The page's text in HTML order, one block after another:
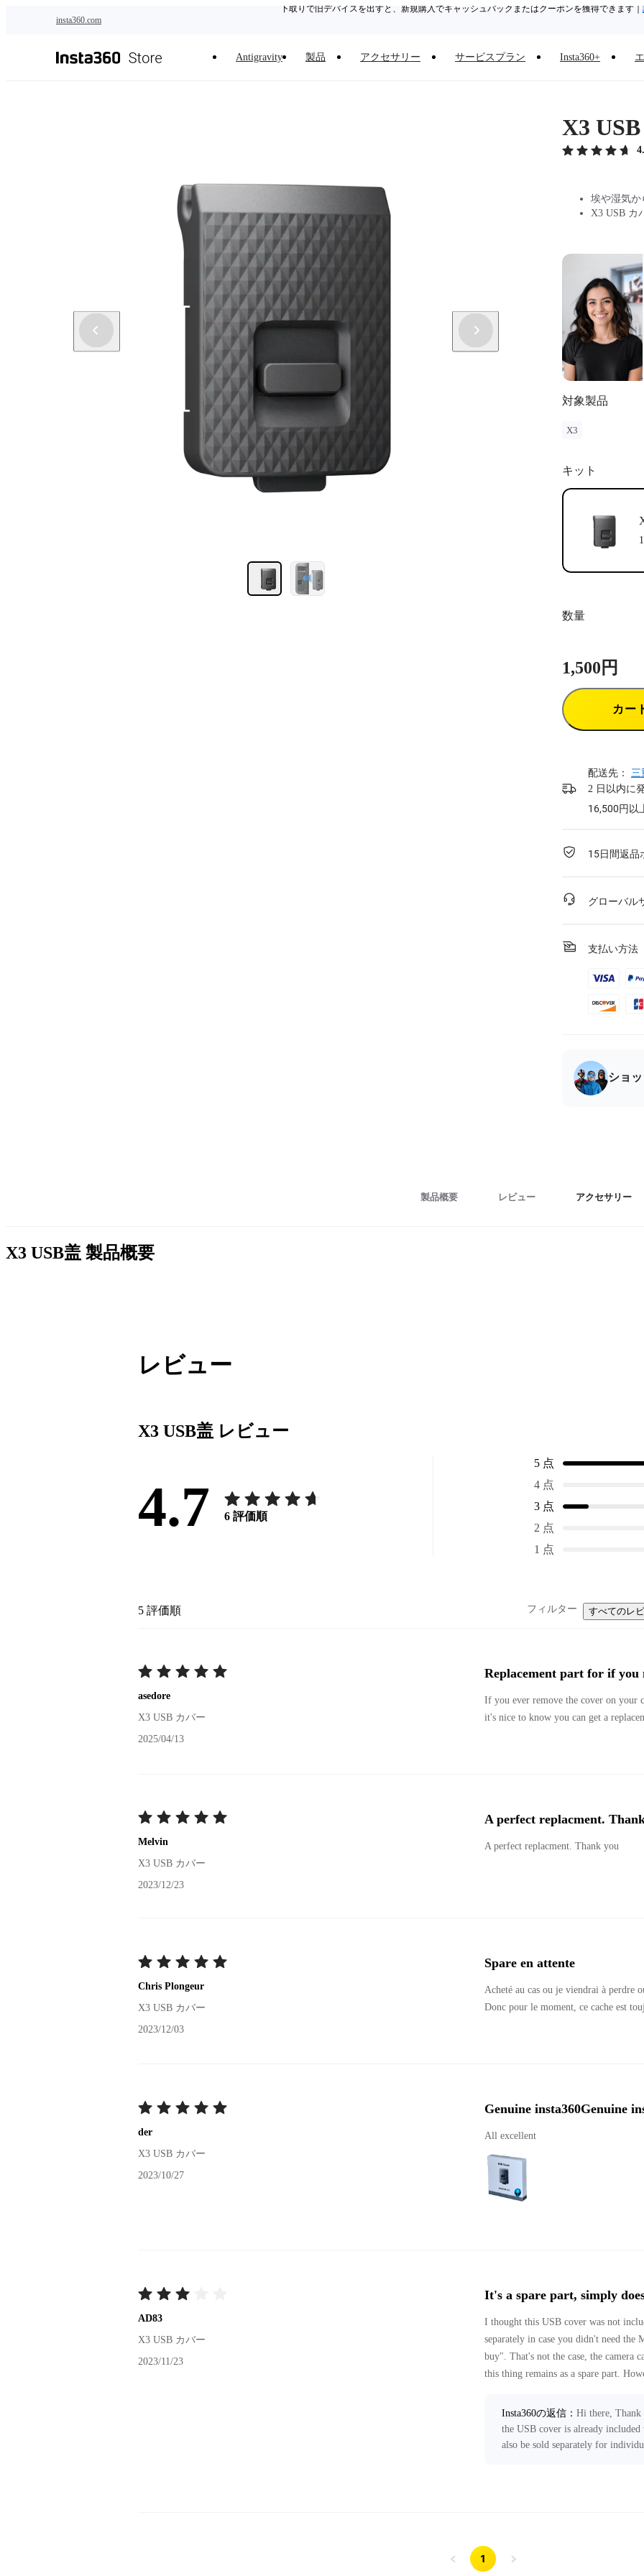
insta360.com
下取りで旧デバイスを出すと、新規購入でキャッシュバックまたはクーポンを獲得できます ｜
Antigravity 製品 アクセサリー サービスプラン Insta360+
X3
埃や湿気か
X3 USB カ
対象製品
X3
キット
数量
1,500円
カー
配送先：
三
2 日以内に
16,500円以
15日間返品
グローバル
支払い方法
ショ
製品概要 レビュー アクセサリー
X3 USB盖 製品概要
レビュー
X3 USB盖 レビュー
4.7 6 評価順
5 点
4 点
3 点
2 点
1 点
5 評価順 フィルター すべてのレ
asedore
X3 USB カバー
2025/04/13
Replacement part for if you
If you ever remove the cover on your
it's nice to know you can get a
Melvin
X3 USB カバー
2023/12/23
A perfect replacment.
A perfect replacment. Thank you
Chris Plongeur
X3 USB カバー
2023/12/03
Spare en attente
Acheté au cas ou je viendrai à perdre
Donc pour le moment, ce cache est
der
X3 USB カバー
2023/10/27
Genuine insta360Genuine
All excellent
AD83
X3 USB カバー
2023/11/23
It's a spare part, simply
I thought this USB cover was not
separately in case you didn't need the
buy". That's not the case, the camera
this thing remains as a spare part.
it's not necessary when you buy the
Insta360の返信 ： Hi there, Thank
the USB cover is already
also be sold separately for
1